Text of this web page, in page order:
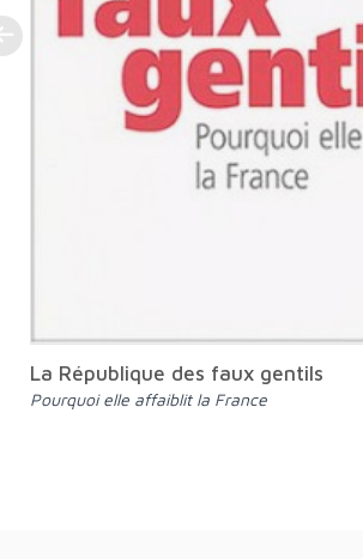
La République des faux gentils
Pourquoi elle affaiblit la France